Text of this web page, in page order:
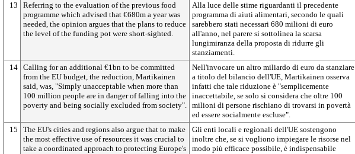
13
Referring to the evaluation of the previous food
programme which advised that €680m a year was
needed, the opinion argues that the plans to reduce
the level of the funding pot were short-sighted.
Alla luce delle stime riguardanti il precedente
programma di aiuti alimentari, secondo le quali
sarebbero stati necessari 680 milioni di euro
all'anno, nel parere si sottolinea la scarsa
lungimiranza della proposta di ridurre gli
stanziamenti.
14 Calling for an additional €1bn to be committed
from the EU budget, the reduction, Martikainen
said, was, "Simply unacceptable when more than
100 million people are in danger of falling into the
poverty and being socially excluded from society".
Nell'invocare un altro miliardo di euro da stanziare
a titolo del bilancio dell'UE, Martikainen osserva
infatti che tale riduzione è "semplicemente
inaccettabile, se solo si considera che oltre 100
milioni di persone rischiano di trovarsi in povertà
ed essere socialmente escluse".
15
The EU's cities and regions also argue that to make
the most effective use of resources it was crucial to
take a coordinated approach to protecting Europe's
Gli enti locali e regionali dell'UE sostengono
inoltre che, se si vogliono impiegare le risorse nel
modo più efficace possibile, è indispensabile